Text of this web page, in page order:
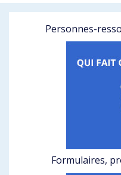
Personnes-
Formulaires,